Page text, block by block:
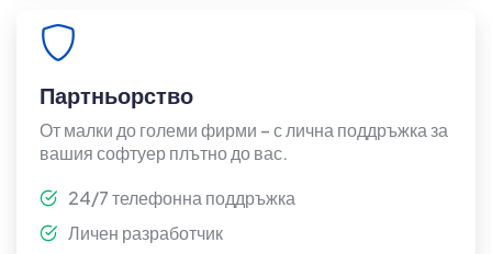
Партньорство
От малки до големи фирми – с лична поддръжка за
вашия софтуер плътно до вас.
24/7 телефонна поддръжка
Личен разработчик